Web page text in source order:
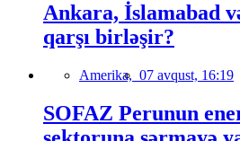
Ankara, İslamabad
qarşı birləşir?
Amerika, 07 avqust, 16:19
SOFAZ Perunun